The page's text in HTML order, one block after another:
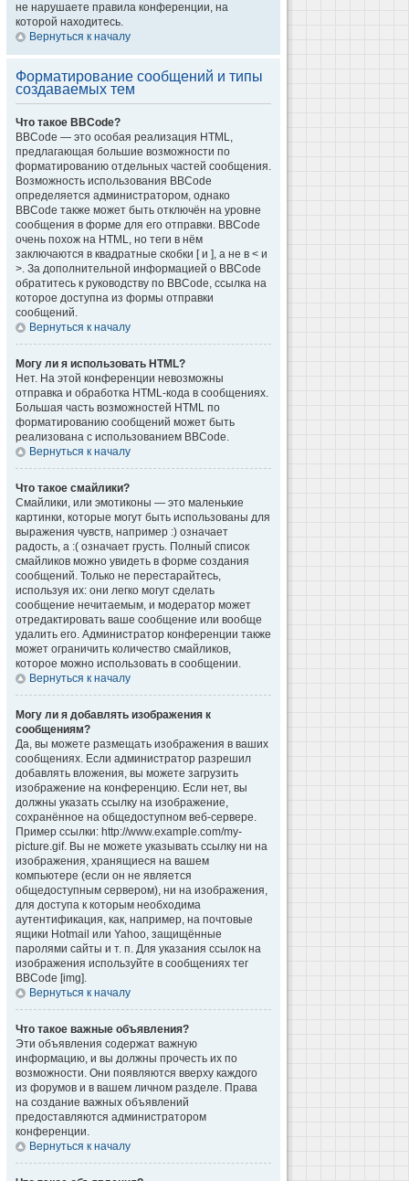
не нарушаете правила конференции, на
которой находитесь.
Вернуться к началу
Форматирование сообщений и типы
создаваемых тем
Что такое BBCode?
BBCode — это особая реализация HTML,
предлагающая большие возможности по
форматированию отдельных частей сообщения.
Возможность использования BBCode
определяется администратором, однако
BBCode также может быть отключён на уровне
сообщения в форме для его отправки. BBCode
очень похож на HTML, но теги в нём
заключаются в квадратные скобки [ и ], а не в < и
>. За дополнительной информацией о BBCode
обратитесь к руководству по BBCode, ссылка на
которое доступна из формы отправки
сообщений.
Вернуться к началу
Могу ли я использовать HTML?
Нет. На этой конференции невозможны
отправка и обработка HTML-кода в сообщениях.
Большая часть возможностей HTML по
форматированию сообщений может быть
реализована с использованием BBCode.
Вернуться к началу
Что такое смайлики?
Смайлики, или эмотиконы — это маленькие
картинки, которые могут быть использованы для
выражения чувств, например :) означает
радость, а :( означает грусть. Полный список
смайликов можно увидеть в форме создания
сообщений. Только не перестарайтесь,
используя их: они легко могут сделать
сообщение нечитаемым, и модератор может
отредактировать ваше сообщение или вообще
удалить его. Администратор конференции также
может ограничить количество смайликов,
которое можно использовать в сообщении.
Вернуться к началу
Могу ли я добавлять изображения к
сообщениям?
Да, вы можете размещать изображения в ваших
сообщениях. Если администратор разрешил
добавлять вложения, вы можете загрузить
изображение на конференцию. Если нет, вы
должны указать ссылку на изображение,
сохранённое на общедоступном веб-сервере.
Пример ссылки: http://www.example.com/my-
picture.gif. Вы не можете указывать ссылку ни на
изображения, хранящиеся на вашем
компьютере (если он не является
общедоступным сервером), ни на изображения,
для доступа к которым необходима
аутентификация, как, например, на почтовые
ящики Hotmail или Yahoo, защищённые
паролями сайты и т. п. Для указания ссылок на
изображения используйте в сообщениях тег
BBCode [img].
Вернуться к началу
Что такое важные объявления?
Эти объявления содержат важную
информацию, и вы должны прочесть их по
возможности. Они появляются вверху каждого
из форумов и в вашем личном разделе. Права
на создание важных объявлений
предоставляются администратором
конференции.
Вернуться к началу